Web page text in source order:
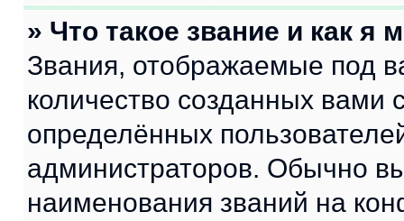
» Что такое звание и как я
Звания, отображаемые под
количество созданных
определённых
администраторов. Обычно
наименования званий на